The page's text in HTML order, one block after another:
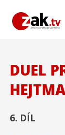
DUEL
6. DÍL